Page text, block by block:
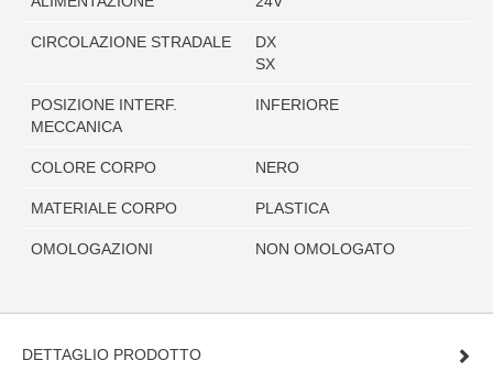
CIRCOLAZIONE STRADALE
DX
SX
POSIZIONE INTERF.
MECCANICA
INFERIORE
COLORE CORPO NERO
MATERIALE CORPO PLASTICA
OMOLOGAZIONI NON OMOLOGATO
DETTAGLIO PRODOTTO